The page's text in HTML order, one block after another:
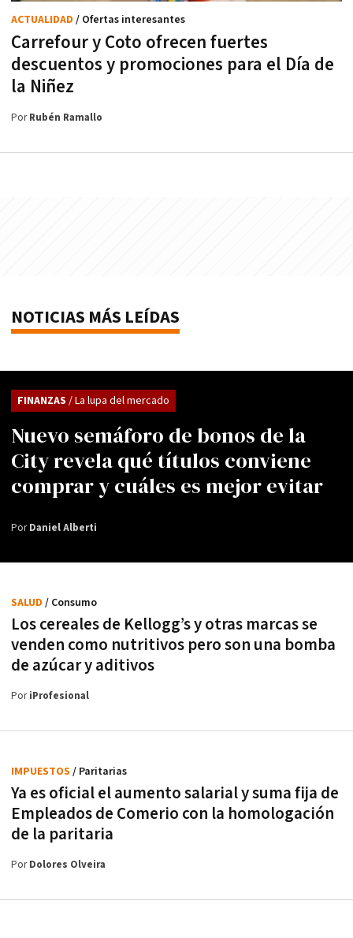
Carrefour y Coto ofrecen fuertes
descuentos y promociones para el Día de
la Niñez
ACTUALIDAD / Ofertas interesantes
PorRubén Ramallo
NOTICIAS MÁS LEÍDAS
Nuevo semáforo de bonos de la
City revela qué títulos conviene
comprar y cuáles es mejor evitar
FINANZAS / La lupa del mercado
PorDaniel Alberti
Los cereales de Kellogg’s y otras marcas se
venden como nutritivos pero son una bomba
de azúcar y aditivos
SALUD / Consumo
PoriProfesional
Ya es oficial el aumento salarial y suma fija de
Empleados de Comerio con la homologación
de la paritaria
IMPUESTOS / Paritarias
PorDolores Olveira